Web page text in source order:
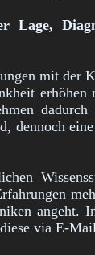
Lage,
mit der
erhöhen
dennoch
angeht.
via E-